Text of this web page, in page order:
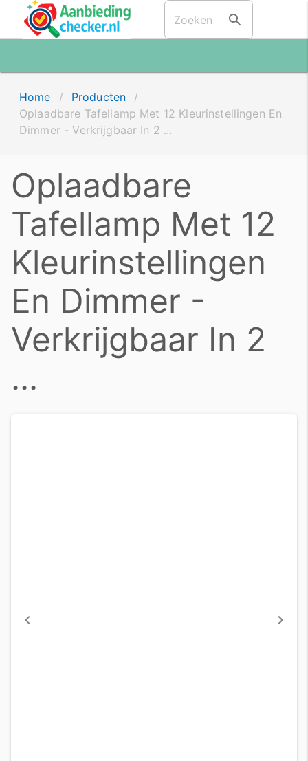
Home / Producten
/
Oplaadbare Tafellamp Met 12 Kleurinstellingen En
Dimmer - Verkrijgbaar In 2 ...
Oplaadbare
Tafellamp Met 12
Kleurinstellingen
En Dimmer -
Verkrijgbaar In 2
...